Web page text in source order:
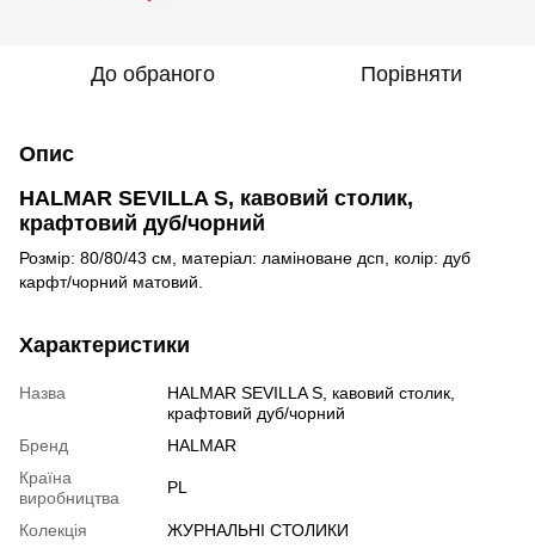
До обраного Порівняти
Опис
HALMAR SEVILLA S, кавовий столик,
крафтовий дуб/чорний
Розмір: 80/80/43 см, матеріал: ламіноване дсп, колір: дуб
карфт/чорний матовий.
Характеристики
Назва
HALMAR SEVILLA S, кавовий столик,
крафтовий дуб/чорний
Бренд
HALMAR
Країна
виробництва
PL
Колекція
ЖУРНАЛЬНІ СТОЛИКИ